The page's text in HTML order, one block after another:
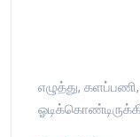
எழுத்து,